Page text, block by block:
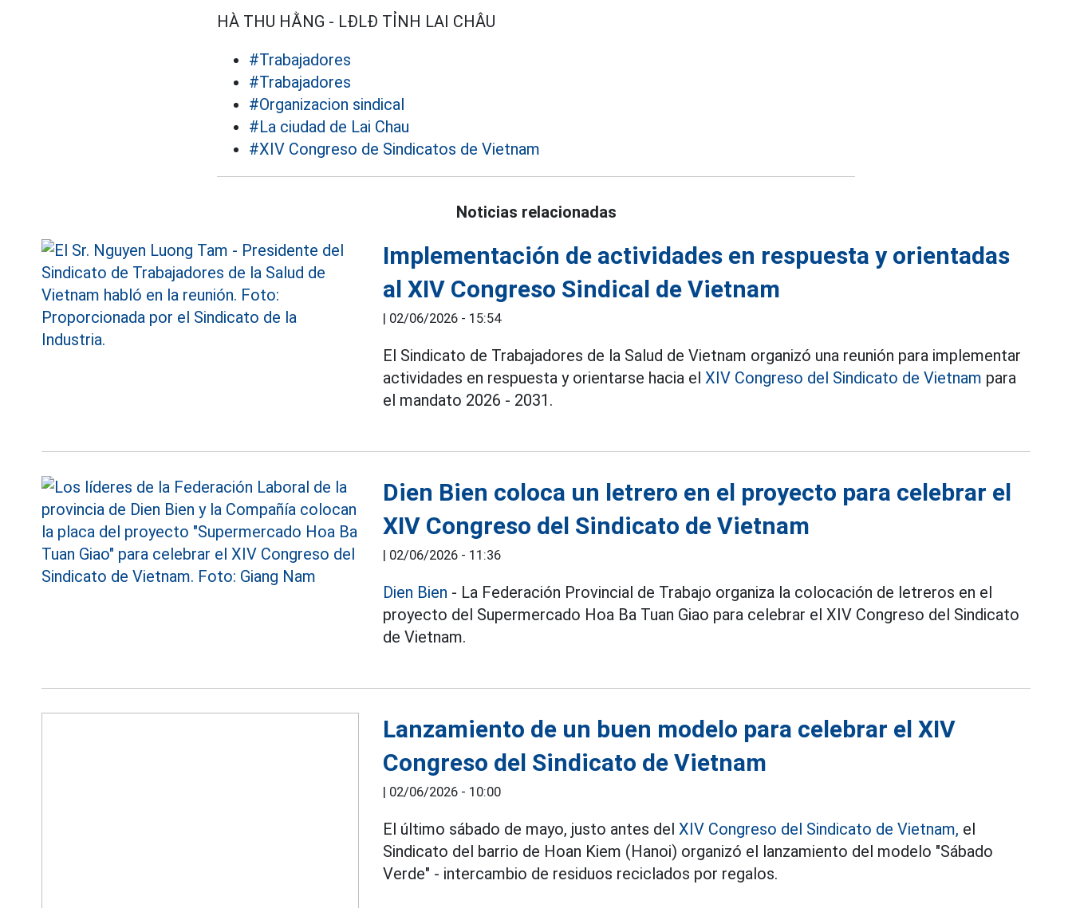
HÀ THU HẰNG - LĐLĐ TỈNH LAI CHÂU
#Trabajadores
#Trabajadores
#Organizacion sindical
#La ciudad de Lai Chau
#XIV Congreso de Sindicatos de Vietnam
Noticias relacionadas
Implementación de actividades en respuesta y orientadas
al XIV Congreso Sindical de Vietnam
| 02/06/2026 - 15:54
El Sindicato de Trabajadores de la Salud de Vietnam organizó una reunión para implementar
actividades en respuesta y orientarse hacia elXIV Congreso del Sindicato de Vietnam para
el mandato 2026 - 2031.
Dien Bien coloca un letrero en el proyecto para celebrar el
XIV Congreso del Sindicato de Vietnam
| 02/06/2026 - 11:36
Dien Bien - La Federación Provincial de Trabajo organiza la colocación de letreros en el
proyecto del Supermercado Hoa Ba Tuan Giao para celebrar el XIV Congreso del Sindicato
de Vietnam.
Lanzamiento de un buen modelo para celebrar el XIV
Congreso del Sindicato de Vietnam
| 02/06/2026 - 10:00
El último sábado de mayo, justo antes delXIV Congreso del Sindicato de Vietnam, el
Sindicato del barrio de Hoan Kiem (Hanoi) organizó el lanzamiento del modelo "Sábado
Verde" - intercambio de residuos reciclados por regalos.